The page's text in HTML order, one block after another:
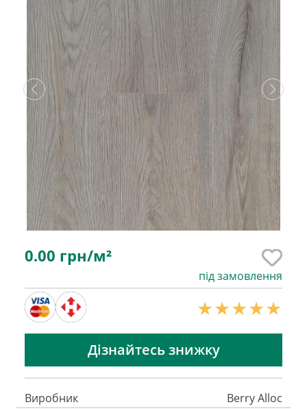
0.00 грн/м²
під замовлення
Дізнайтесь знижку
Виробник
Berry Alloc